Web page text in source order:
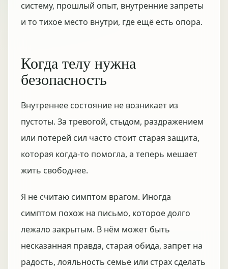
систему, прошлый опыт, внутренние запреты
и то тихое место внутри, где ещё есть опора.
Когда телу нужна
безопасность
Внутреннее состояние не возникает из
пустоты. За тревогой, стыдом, раздражением
или потерей сил часто стоит старая защита,
которая когда-то помогла, а теперь мешает
жить свободнее.
Я не считаю симптом врагом. Иногда
симптом похож на письмо, которое долго
лежало закрытым. В нём может быть
несказанная правда, старая обида, запрет на
радость, лояльность семье или страх сделать